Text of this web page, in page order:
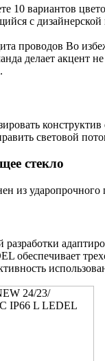
10 вариантов
с
проводов Во
делает акцент
световой
стекло
из ударопрочного
разработки
обеспечивает